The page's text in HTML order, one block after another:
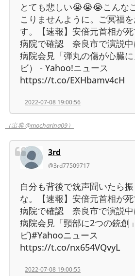
とても悲しい😭😭😭こんな
こりませんように。ご冥福
す。【速報】安倍元首相が
病院で確認 奈良市で演説
病院会見「弾丸の傷が心臓
ビ） - Yahoo!ニュース
https://t.co/EXHbamv4cH
2022-07-08 19:00:56
（出典 @mocharina09）
3rd
@3rd77509717
自分も背後で銃声聞いたら
な。【速報】安倍元首相が
病院で確認 奈良市で演説
病院会見「頸部に2つの銃創
ビ)#Yahooニュース
https://t.co/nx654VQvyL
2022-07-08 19:00:55